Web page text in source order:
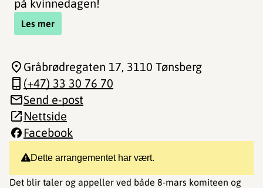
på kvinnedagen!
Les mer
Dette arrangementet har vært.
Det blir taler og appeller ved både 8-mars komiteen og
Gråbrødregaten 17, 3110 Tønsberg
(+47) 33 30 76 70
Send e-post
Nettside
Facebook